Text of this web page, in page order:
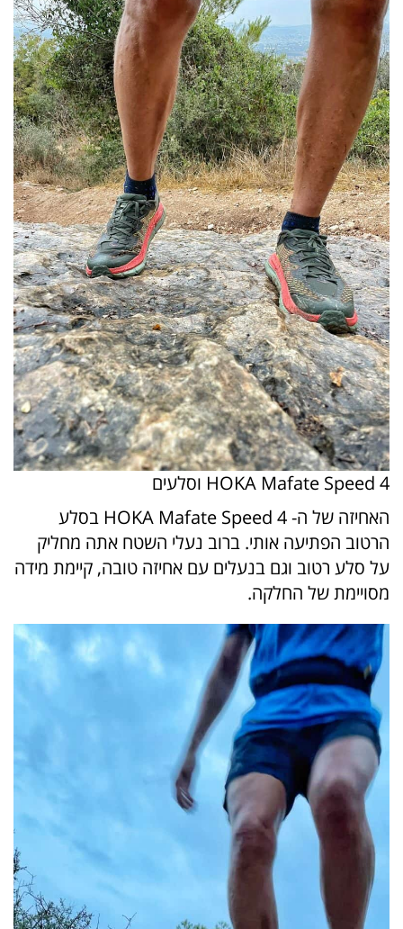
HOKA Mafate Speed 4 וסלעים
האחיזה של ה- HOKA Mafate Speed 4 בסלע
הרטוב הפתיעה אותי. ברוב נעלי השטח אתה מחליק
על סלע רטוב וגם בנעלים עם אחיזה טובה, קיימת מידה
מסויימת של החלקה.